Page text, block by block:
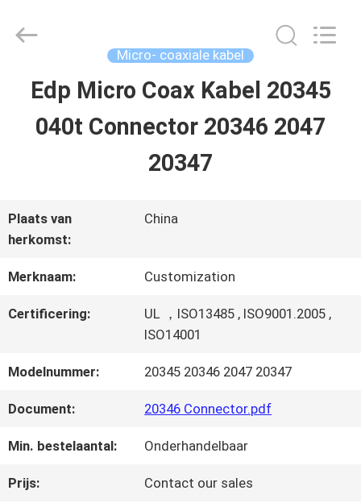
HUIS
VIDEO'S
OVER
ONS
FABRIEKSTOUR
NEEM
Media
Micro- coaxiale kabel
Edp Micro Coax Kabel 20345
040t Connector 20346 2047
20347
Plaats van
herkomst:
China
Merknaam: Customization
Certificering:
UL ，ISO13485 , ISO9001.2005 ,
ISO14001
Modelnummer: 20345 20346 2047 20347
Document: 20346 Connector.pdf
Min. bestelaantal: Onderhandelbaar
Prijs: Contact our sales